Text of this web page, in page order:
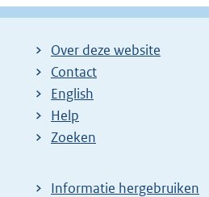
Over deze website
Contact
English
Help
Zoeken
Informatie hergebruiken